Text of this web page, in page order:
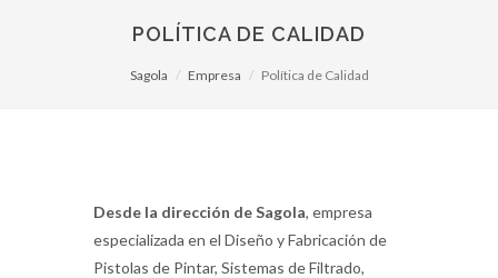
POLÍTICA DE CALIDAD
Sagola Empresa Política de Calidad
Desde la dirección de Sagola, empresa
especializada en el Diseño y Fabricación de
Pistolas de Pintar, Sistemas de Filtrado,